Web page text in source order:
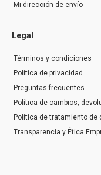
Mi dirección de envío
Legal
Términos y condiciones
Política de privacidad
Preguntas frecuentes
Política de cambios,
Política de tratamiento de
Transparencia y Ética